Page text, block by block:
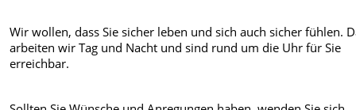
Wir wollen, dass Sie sicher leben und sich auch sicher fühlen.
arbeiten wir Tag und Nacht und sind rund um die Uhr für Sie
erreichbar.